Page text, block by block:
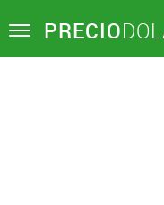
Toggle PRECIO